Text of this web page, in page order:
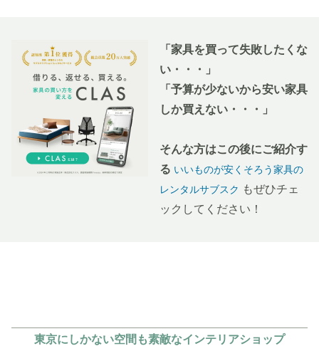
「家具を買って失敗したくな
い・・・」
「予算が少ないから安い家具
しか買えない・・・」
そんな方はこの後にご紹介す
る いいものが安くそろう家具の
レンタルサブスク もぜひチェ
ックしてください！
東京にしかない空間も素敵なインテリアショップ